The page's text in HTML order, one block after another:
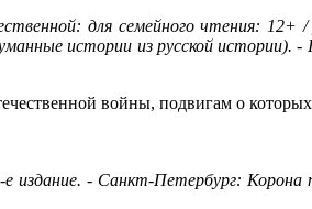
для семейного чтения:
истории из русской истории). -
войны, подвигам о
- Санкт-Петербург: Корона